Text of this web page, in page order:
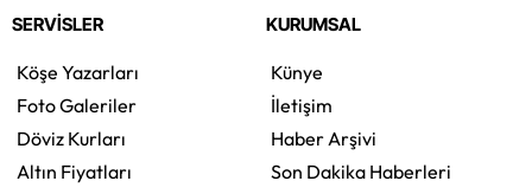
SERVİSLER
Köşe Yazarları
Foto Galeriler
Döviz Kurları
Altın Fiyatları
KURUMSAL
Künye
İletişim
Haber Arşivi
Son Dakika Haberleri